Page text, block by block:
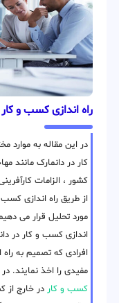
راه اندازی کسب و
در این مقاله به موارد
کار در دانمارک مانند
کشور ، الزامات
از طریق راه اندازی کسب
مورد تحلیل قرار می
اندازی کسب و کار در
افرادی که تصمیم به
مفیدی را اخذ نمایند.
کسب و کار در خارج از